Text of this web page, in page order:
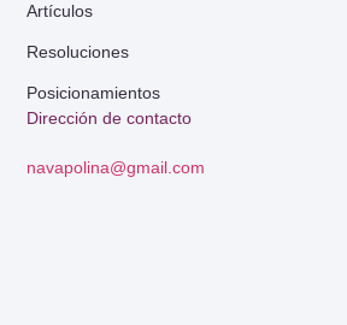
Dirección de contacto
navapolina@gmail.com
Artículos
Resoluciones
Posicionamientos